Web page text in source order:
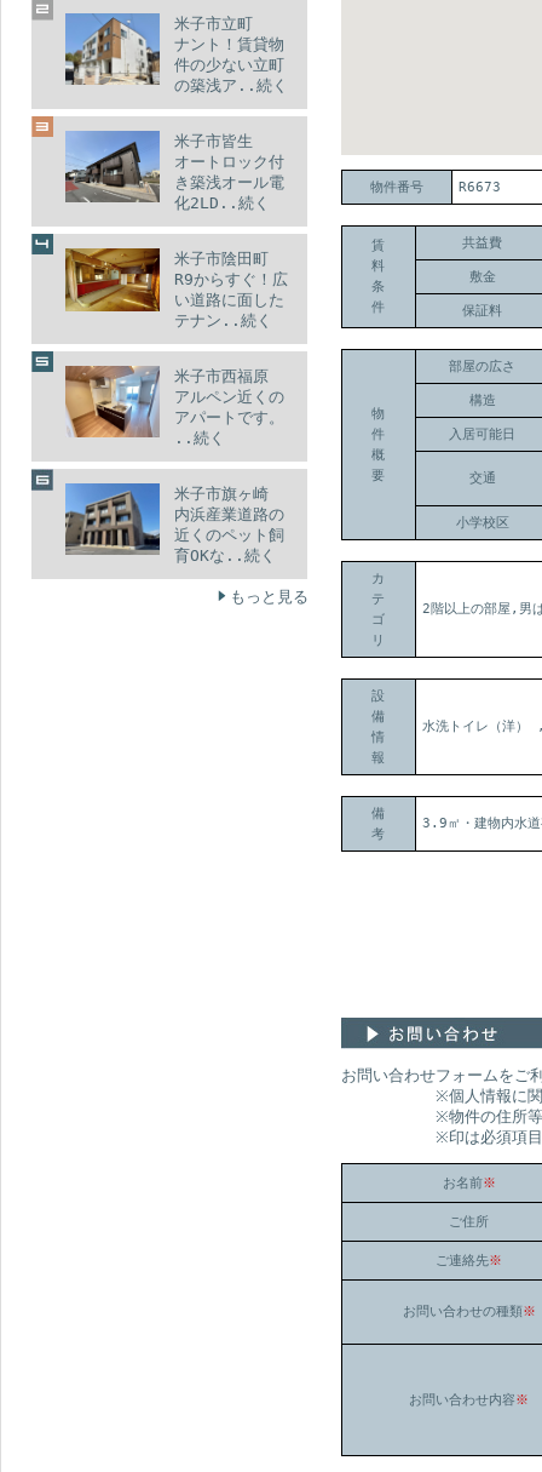
米子市立町
ナント！賃貸物
件の少ない立町
の築浅ア..続く
米子市皆生
オートロック付
き築浅オール電
化2LD..続く
米子市陰田町
R9からすぐ！広
い道路に面した
テナン..続く
米子市西福原
アルペン近くの
アパートです。
..続く
米子市旗ヶ崎
内浜産業道路の
近くのペット飼
育OKな..続く
もっと見る
物件番号 R6673
賃
料
条
件
共益費
敷金
保証料
物
件
概
要
部屋の広さ
構造
入居可能日
交通
小学校区
カ
テ
ゴ
リ
2階以上の部屋,男
設
備
情
報
水洗トイレ（
備
考
3.9㎡・建物内水道
お問い合わせフォームをご
※個人情報に関わるお
※物件の住所等の所在
※印は必須項目です。
お名前※
ご住所
ご連絡先※
お問い合わせの種類※
お問い合わせ内容※